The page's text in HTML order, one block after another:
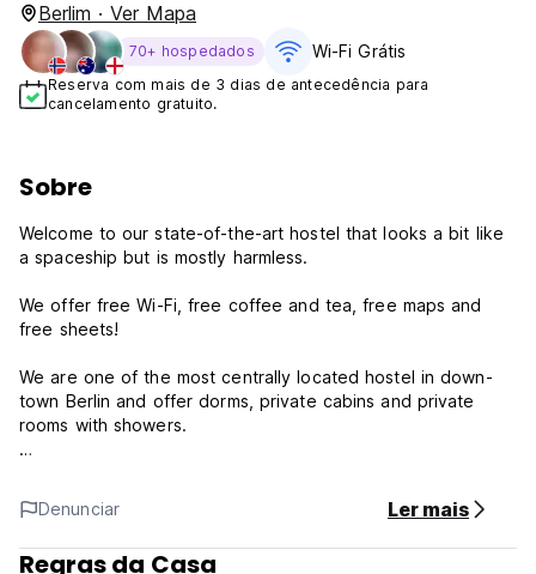
Berlim · Ver Mapa
70+ hospedados Wi-Fi Grátis
Reserva com mais de 3 dias de antecedência para
cancelamento gratuito.
Sobre
Welcome to our state-of-the-art hostel that looks a bit like
a spaceship but is mostly harmless.
We offer free Wi-Fi, free coffee and tea, free maps and
free sheets!
We are one of the most centrally located hostel in down-
town Berlin and offer dorms, private cabins and private
rooms with showers.
until noon.
Our relaxed bar has a comfy Chesterfield sofa, cheap beers
(bottled and draught) plus Jagermeister on tap and much
Denunciar Ler mais
Regras da Casa